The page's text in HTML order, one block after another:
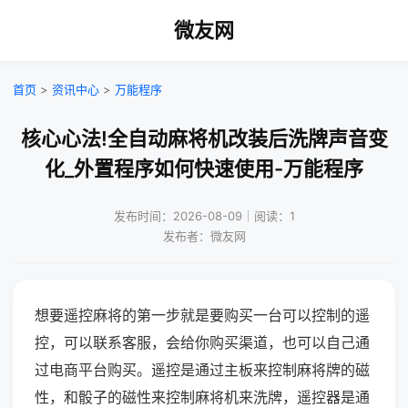
微友网
首页 > 资讯中心 > 万能程序
核心心法!全自动麻将机改装后洗牌声音变
化_外置程序如何快速使用-万能程序
发布时间：2026-08-09｜阅读：1
发布者：微友网
想要遥控麻将的第一步就是要购买一台可以控制的遥
控，可以联系客服，会给你购买渠道，也可以自己通
过电商平台购买。遥控是通过主板来控制麻将牌的磁
性，和骰子的磁性来控制麻将机来洗牌，遥控器是通